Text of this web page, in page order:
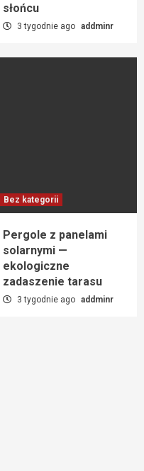
słońcu
3 tygodnie ago addminr
Bez kategorii
Pergole z panelami
solarnymi —
ekologiczne
zadaszenie tarasu
3 tygodnie ago addminr